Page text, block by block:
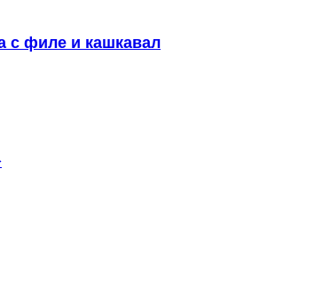
с филе и кашкавал